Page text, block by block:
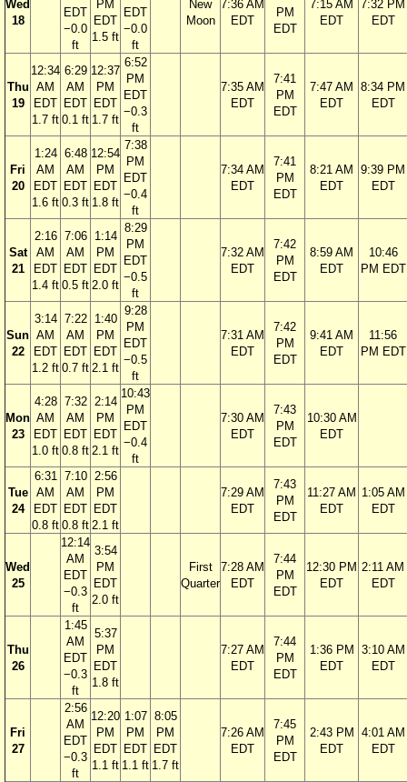
Wed
18
EDT
−0.0
ft
PM
EDT
1.5 ft
EDT
−0.0
ft
New
Moon
7:36 AM
EDT
PM
EDT
7:15 AM
EDT
7:32 PM
EDT
Thu
19
12:34
AM
EDT
1.7 ft
6:29
AM
EDT
0.1 ft
12:37
PM
EDT
1.7 ft
6:52
PM
EDT
−0.3
ft
7:35 AM
EDT
7:41
PM
EDT
7:47 AM
EDT
8:34 PM
EDT
Fri
20
1:24
AM
EDT
1.6 ft
6:48
AM
EDT
0.3 ft
12:54
PM
EDT
1.8 ft
7:38
PM
EDT
−0.4
ft
7:34 AM
EDT
7:41
PM
EDT
8:21 AM
EDT
9:39 PM
EDT
Sat
21
2:16
AM
EDT
1.4 ft
7:06
AM
EDT
0.5 ft
1:14
PM
EDT
2.0 ft
8:29
PM
EDT
−0.5
ft
7:32 AM
EDT
7:42
PM
EDT
8:59 AM
EDT
10:46
PM EDT
Sun
22
3:14
AM
EDT
1.2 ft
7:22
AM
EDT
0.7 ft
1:40
PM
EDT
2.1 ft
9:28
PM
EDT
−0.5
ft
7:31 AM
EDT
7:42
PM
EDT
9:41 AM
EDT
11:56
PM EDT
Mon
23
4:28
AM
EDT
1.0 ft
7:32
AM
EDT
0.8 ft
2:14
PM
EDT
2.1 ft
10:43
PM
EDT
−0.4
ft
7:30 AM
EDT
7:43
PM
EDT
10:30 AM
EDT
Tue
24
6:31
AM
EDT
0.8 ft
7:10
AM
EDT
0.8 ft
2:56
PM
EDT
2.1 ft
7:29 AM
EDT
7:43
PM
EDT
11:27 AM
EDT
1:05 AM
EDT
Wed
25
12:14
AM
EDT
−0.3
ft
3:54
PM
EDT
2.0 ft
First
Quarter
7:28 AM
EDT
7:44
PM
EDT
12:30 PM
EDT
2:11 AM
EDT
Thu
26
1:45
AM
EDT
−0.3
ft
5:37
PM
EDT
1.8 ft
7:27 AM
EDT
7:44
PM
EDT
1:36 PM
EDT
3:10 AM
EDT
Fri
27
2:56
AM
EDT
−0.3
ft
12:20
PM
EDT
1.1 ft
1:07
PM
EDT
1.1 ft
8:05
PM
EDT
1.7 ft
7:26 AM
EDT
7:45
PM
EDT
2:43 PM
EDT
4:01 AM
EDT